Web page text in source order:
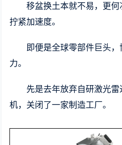
移盆换土本就不易，更
拧紧加速度。
即便是全球零部件巨头
力。
先是去年放弃自研激光
机，关闭了一家制造工厂。